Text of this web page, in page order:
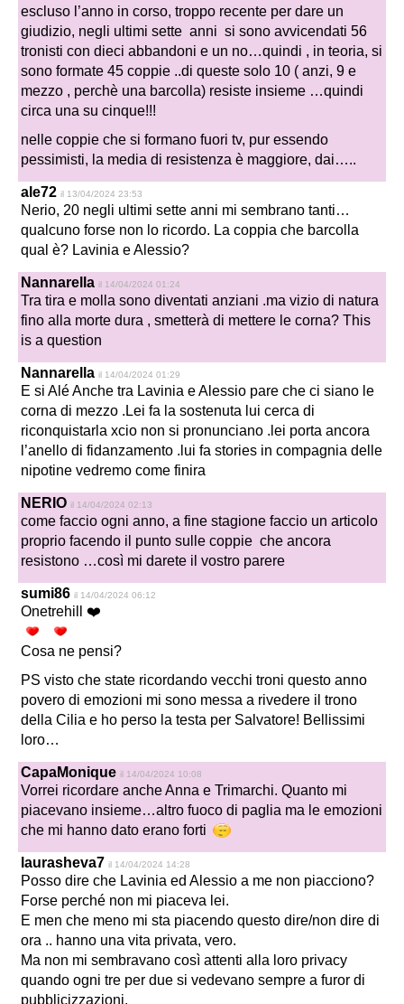
escluso l’anno in corso, troppo recente per dare un
giudizio, negli ultimi sette anni si sono avvicendati 56
tronisti con dieci abbandoni e un no…quindi , in teoria, si
sono formate 45 coppie ..di queste solo 10 ( anzi, 9 e
mezzo , perchè una barcolla) resiste insieme …quindi
circa una su cinque!!!
nelle coppie che si formano fuori tv, pur essendo
pessimisti, la media di resistenza è maggiore, dai…..
ale72 il 13/04/2024 23:53
Nerio, 20 negli ultimi sette anni mi sembrano tanti…
qualcuno forse non lo ricordo. La coppia che barcolla
qual è? Lavinia e Alessio?
Nannarella il 14/04/2024 01:24
Tra tira e molla sono diventati anziani .ma vizio di natura
fino alla morte dura , smetterà di mettere le corna? This
is a question
Nannarella il 14/04/2024 01:29
E si Alé Anche tra Lavinia e Alessio pare che ci siano le
corna di mezzo .Lei fa la sostenuta lui cerca di
riconquistarla xcio non si pronunciano .lei porta ancora
l’anello di fidanzamento .lui fa stories in compagnia delle
nipotine vedremo come finira
NERIO il 14/04/2024 02:13
come faccio ogni anno, a fine stagione faccio un articolo
proprio facendo il punto sulle coppie che ancora
resistono …così mi darete il vostro parere
sumi86 il 14/04/2024 06:12
Onetrehill ❤️
Cosa ne pensi?
PS visto che state ricordando vecchi troni questo anno
povero di emozioni mi sono messa a rivedere il trono
della Cilia e ho perso la testa per Salvatore! Bellissimi
loro…
CapaMonique il 14/04/2024 10:08
Vorrei ricordare anche Anna e Trimarchi. Quanto mi
piacevano insieme…altro fuoco di paglia ma le emozioni
che mi hanno dato erano forti
laurasheva7 il 14/04/2024 14:28
Posso dire che Lavinia ed Alessio a me non piacciono?
Forse perché non mi piaceva lei.
E men che meno mi sta piacendo questo dire/non dire di
ora .. hanno una vita privata, vero.
Ma non mi sembravano così attenti alla loro privacy
quando ogni tre per due si vedevano sempre a furor di
pubblicizzazioni.